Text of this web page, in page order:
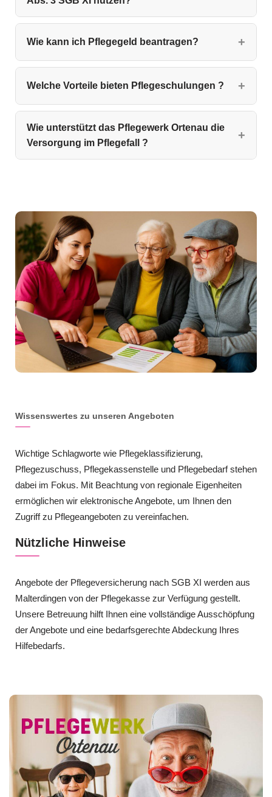
Wie kann ich Pflegegeld beantragen?
Welche Vorteile bieten Pflegeschulungen ?
Wie unterstützt das Pflegewerk Ortenau die
Versorgung im Pflegefall ?
Wissenswertes zu unseren Angeboten
Wichtige Schlagworte wie Pflegeklassifizierung,
Pflegezuschuss, Pflegekassenstelle und Pflegebedarf stehen
dabei im Fokus. Mit Beachtung von regionale Eigenheiten
ermöglichen wir elektronische Angebote, um Ihnen den
Zugriff zu Pflegeangeboten zu vereinfachen.
Nützliche Hinweise
Angebote der Pflegeversicherung nach SGB XI werden aus
Malterdingen von der Pflegekasse zur Verfügung gestellt.
Unsere Betreuung hilft Ihnen eine vollständige Ausschöpfung
der Angebote und eine bedarfsgerechte Abdeckung Ihres
Hilfebedarfs.